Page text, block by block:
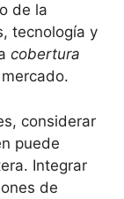
⁣de la
tecnología y
cobertura
considerar
‍puede
Integrar
de